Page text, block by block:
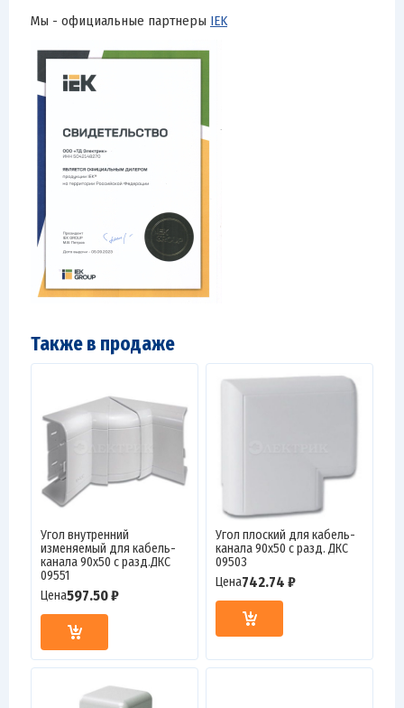
Мы - официальные партнеры IEK
Также в продаже
Угол внутренний
изменяемый для кабель-
канала 90х50 с разд.ДКС
09551
Цена597.50 ₽
Угол плоский для кабель-
канала 90х50 с разд. ДКС
09503
Цена742.74 ₽